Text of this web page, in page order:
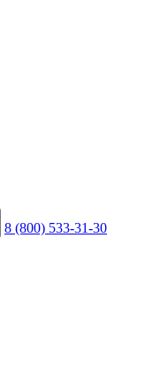
8 (800) 533-31-30